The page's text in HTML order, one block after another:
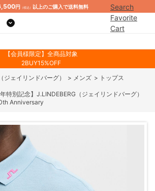
円 （税込） 以上のご購入で送料無料
Search
Favorite
Cart
【会員様限定】全商品対象
2BUY15%OFF
ジェイリンドバーグ） > メンズ > トップス
特別記念】J.LINDEBERG（ジェイリンドバーグ）
Anniversary